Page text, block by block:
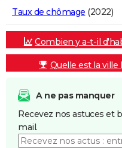
Taux de chômage (2022)
Combien y a-t-il
Quelle est la ville
A ne pas manquer
Recevez nos astuces et
mail.